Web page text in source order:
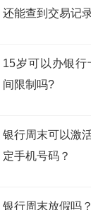
还能查到交易记
15岁可以办银
间限制吗?
银行周末可以激
定手机号码？
银行周末放假吗